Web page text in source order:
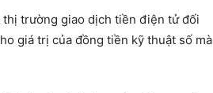
trường giao dịch tiền điện tử đối
giá trị của đồng tiền kỹ thuật số mà